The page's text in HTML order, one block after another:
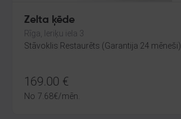
Zelta ķēde
Rīga, Ieriķu iela 3
Stāvoklis Restaurēts (Garantija 24 mēneši)
169.00 €
No 7.68€/mēn.